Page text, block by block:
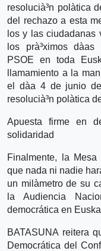
resolucià³n polà­tica
del rechazo a esta
los y las ciudadanas
los prà³ximos
PSOE en toda
llamamiento a la
el dà­a 4 de junio
resolucià³n polà­tica
Apuesta firme en
solidaridad
Finalmente, la
que nada ni nadie
un milà­metro de su
la Audiencia
democrática en
BATASUNA reitera
Democrática del